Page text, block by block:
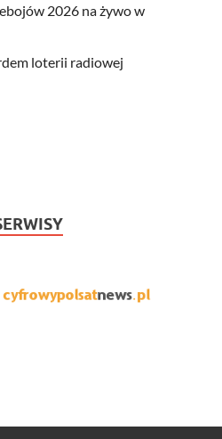
2026 na żywo w
loterii radiowej